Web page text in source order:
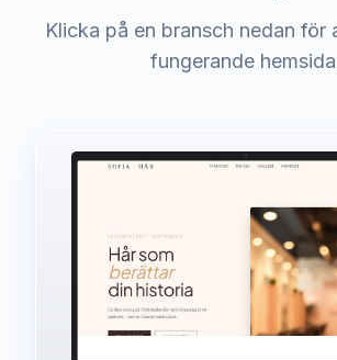
Klicka på en bransch nedan för
fungerande